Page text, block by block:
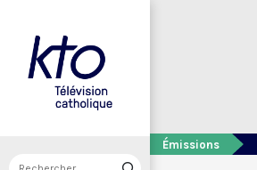
Émissions